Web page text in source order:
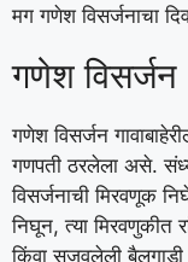
मग गणेश विसर्जनाचा
गणेश विसर्जन
गणेश विसर्जन
गणपती ठरलेला असे.
विसर्जनाची मिरवणूक
निघून, त्या मिरवणुकीत
किंवा सजवलेली